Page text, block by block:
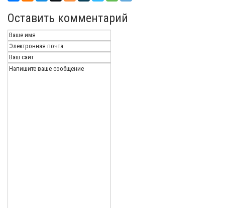
Оставить комментарий